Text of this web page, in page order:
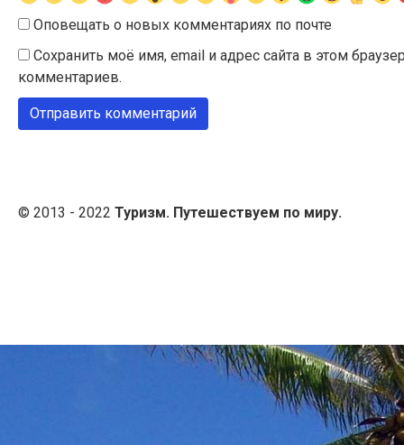
Оповещать о новых комментариях по почте
Сохранить моё имя, email и адрес сайта в этом
комментариев.
© 2013 - 2022 Туризм. Путешествуем по миру.